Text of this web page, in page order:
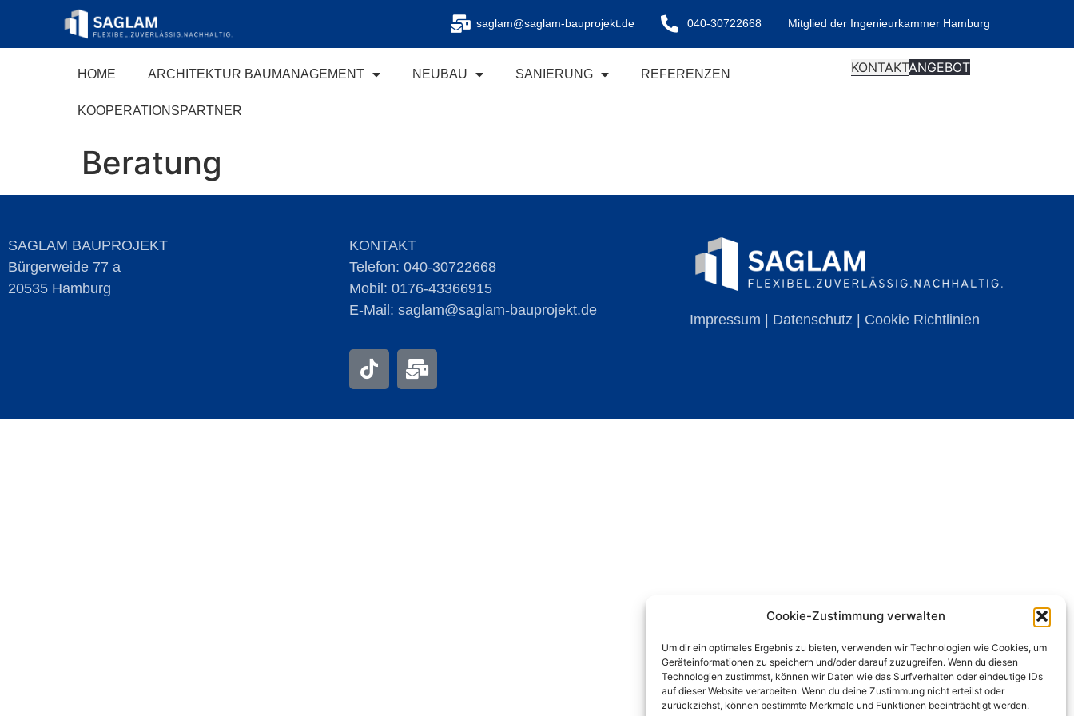
Cookie-Zustimmung verwalten
Um dir ein optimales Ergebnis zu bieten, verwenden wir Technologien wie Cookies, um
Geräteinformationen zu speichern und/oder darauf zuzugreifen. Wenn du diesen
Technologien zustimmst, können wir Daten wie das Surfverhalten oder eindeutige IDs
auf dieser Website verarbeiten. Wenn du deine Zustimmung nicht erteilst oder
zurückziehst, können bestimmte Merkmale und Funktionen beeinträchtigt werden.
saglam@saglam-bauprojekt.de 040-30722668 Mitglied der Ingenieurkammer Hamburg
HOME ARCHITEKTUR BAUMANAGEMENT NEUBAU SANIERUNG REFERENZEN
KOOPERATIONSPARTNER
KONTAKTANGEBOT
Beratung
SAGLAM BAUPROJEKT
Bürgerweide 77 a
20535 Hamburg
KONTAKT
Telefon: 040-30722668
Mobil: 0176-43366915
E-Mail: saglam@saglam-bauprojekt.de
Impressum Datenschutz Cookie Richtlinien